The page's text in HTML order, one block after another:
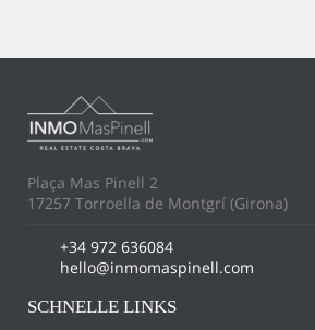
Plaça Mas Pinell 2
17257 Torroella de Montgrí (Girona)
+34 972 636084
hello@inmomaspinell.com
SCHNELLE LINKS